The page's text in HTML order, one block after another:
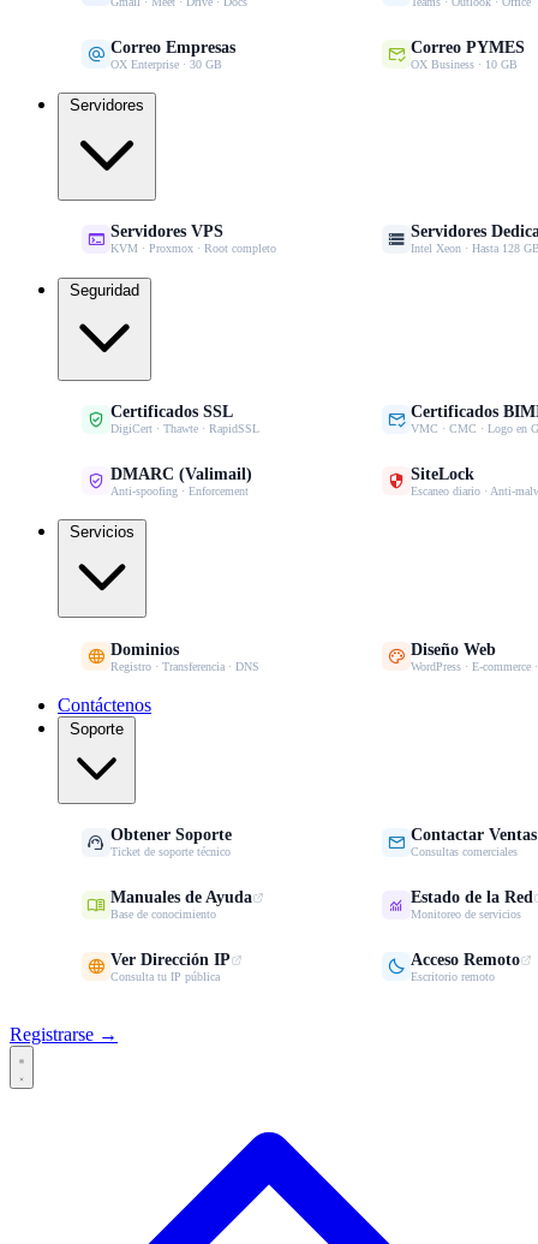
 Correo Empresas
OX Enterprise · 30 GB  Correo PYMES
OX Business · 10 GB
Servidores
 Servidores VPS
KVM · Proxmox · Root completo  Servidores
Intel Xeon · Hasta 128
Seguridad
 Certificados SSL
DigiCert · Thawte · RapidSSL  Certificados
VMC · CMC · Logo en
 DMARC (Valimail)
Anti-spoofing · Enforcement  SiteLock
Escaneo diario · Anti-
Servicios
 Dominios
Registro · Transferencia · DNS  Diseño Web
WordPress · E-commerce
Contáctenos
Soporte
 Obtener Soporte
Ticket de soporte técnico  Contactar Ventas
Consultas comerciales
 Manuales de Ayuda
Base de conocimiento  Estado de la Red
Monitoreo de servicios
 Ver Dirección IP
Consulta tu IP pública  Acceso Remoto
Escritorio remoto
Registrarse →